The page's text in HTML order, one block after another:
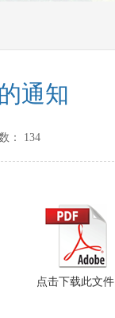
通知
： 134
点击下载此文件